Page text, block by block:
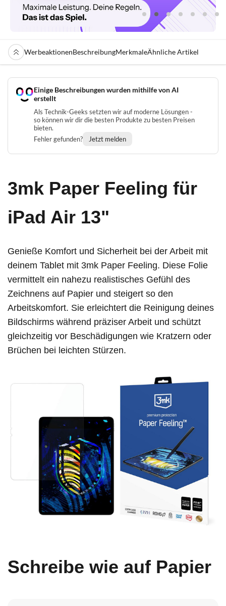
WerbeaktionenBeschreibungMerkmaleÄhnliche Artikel
Einige Beschreibungen wurden mithilfe von AI
erstellt
Als Technik-Geeks setzten wir auf moderne Lösungen -
so können wir dir die besten Produkte zu besten Preisen
bieten.
Fehler gefunden?
Jetzt melden
3mk Paper Feeling für
iPad Air 13"
Genieße Komfort und Sicherheit bei der Arbeit mit
deinem Tablet mit 3mk Paper Feeling. Diese Folie
vermittelt ein nahezu realistisches Gefühl des
Zeichnens auf Papier und steigert so den
Arbeitskomfort. Sie erleichtert die Reinigung deines
Bildschirms während präziser Arbeit und schützt
gleichzeitig vor Beschädigungen wie Kratzern oder
Brüchen bei leichten Stürzen.
Schreibe wie auf Papier